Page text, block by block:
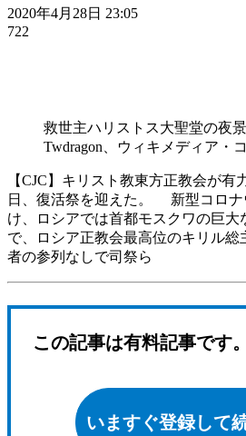
2020年4月28日 23:05
722
救世主ハリストス大聖堂の夜景
Twdragon、ウィキメディア・
【CJC】キリスト教東方正教会が有
日、復活祭を迎えた。 新型コロナ
け、ロシアでは首都モスクワの巨大
で、ロシア正教会最高位のキリル総
者の参列なしで司祭ら
この記事は有料記事です。
いますぐ登録して